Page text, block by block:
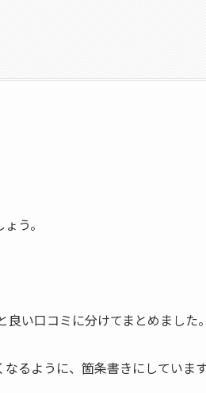
う。
い口コミに分けてまとめました。
るように、箇条書きにしています